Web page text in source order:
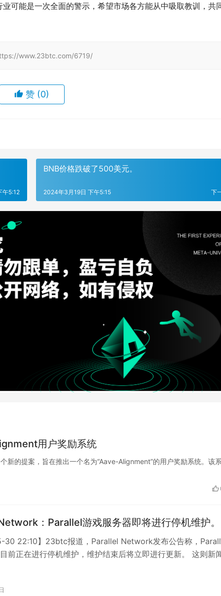
可能是一次全面的警示，希望市场各方能从中吸取教训，共
www.23btc.com/6719/
赞 (0)
午5:12
BNB价格跌破了500美元。
下
2024年3月19日 下午5:15
用户奖励系统
的提案，旨在推出一个名为“Aave-Alignment”的用户奖励系统。该
：Parallel游戏服务器即将进行停机维护。
22:10】23btc报道，Parallel Network发布公告称，
前正在进行停机维护，维护结束后将立即进行更新。 这则新